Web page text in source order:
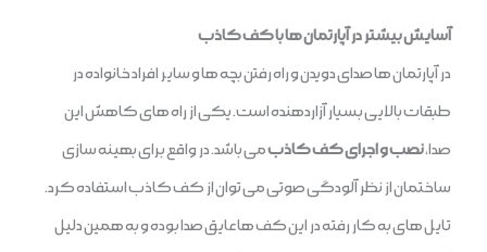
آسایش بیشتر در آپارتمان ها با کف کاذب
در آپارتمان ها صدای دویدن و راه رفتن بچه ها و سایر افراد خانواده در
طبقات بالایی بسیار آزاردهنده است. یکی از راه های کاهش این
صدا،نصب و اجرای کف کاذبمی باشد. در واقع برای بهینه سازی
ساختمان از نظر آلودگی صوتی می توان از کف کاذب استفاده کرد.
تایل های به کار رفته در این کف ها عایق صدا بوده و به همین دلیل